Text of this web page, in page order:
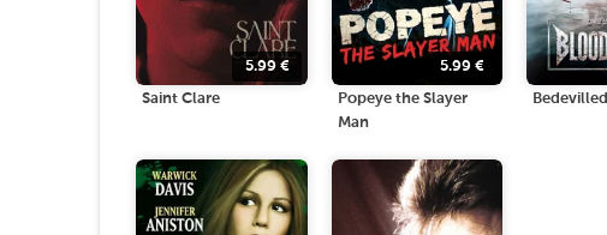
5.99€
Saint Clare
5.99 €
Popeye the Slayer
Man
Bedevilled